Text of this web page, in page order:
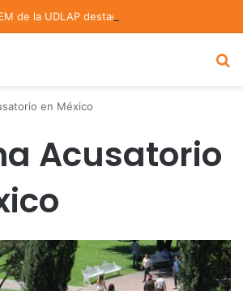
en México
Acusatorio